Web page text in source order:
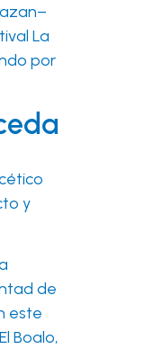
La
por
y
de
este
Boalo,